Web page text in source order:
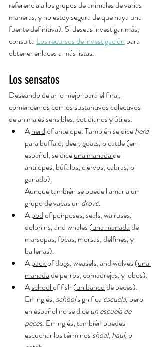
referencia a los grupos de animales de varias
maneras, y no estoy segura de que haya una
fuente definitiva). Si deseas investigar más,
consulta Los recursos de investigación para
obtener enlaces a más listas.
Los sensatos
Deseando dejar lo mejor para el final,
comencemos con los sustantivos colectivos
de animales sensibles, cotidianos y útiles.
A herd of antelope. También se dice herd
para buffalo, deer, goats, o cattle (en
español, se dice una manada de
antílopes, búfalos, ciervos, cabras, o
ganado).
Aunque también se puede llamar a un
grupo de vacas un drove.
A pod of poirposes, seals, walruses,
dolphins, and whales (una manada de
marsopas, focas, morsas, delfines, y
ballenas).
A pack of dogs, weasels, and wolves (una
manada de perros, comadrejas, y lobos).
A school of fish (un banco de peces).
En inglés, school significa escuela, pero
en español no se dice un escuela de
peces. En inglés, también puedes
escuchar los términos shoal, haul, o